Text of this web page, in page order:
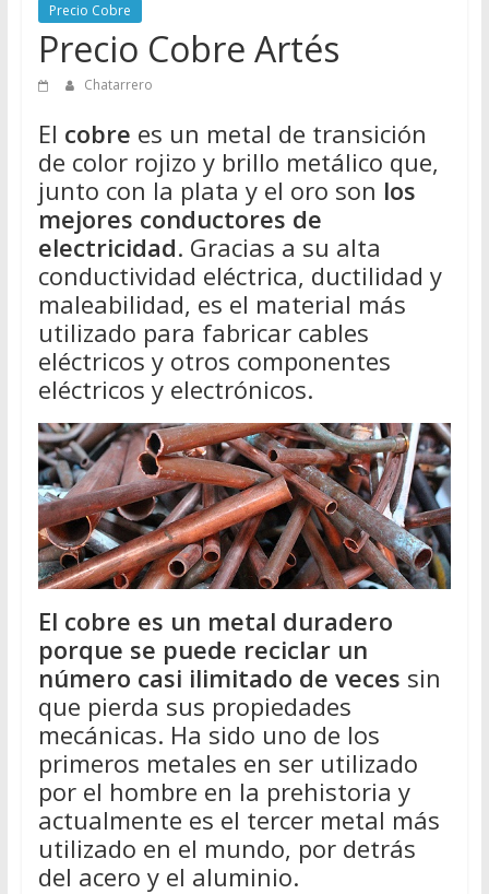
vender
Chatarra
Precio Cobre
Precio Cobre Artés
Chatarrero
El cobre es un metal de transición
de color rojizo y brillo metálico que,
junto con la plata y el oro son los
mejores conductores de
electricidad. Gracias a su alta
conductividad eléctrica, ductilidad y
maleabilidad, es el material más
utilizado para fabricar cables
eléctricos y otros componentes
eléctricos y electrónicos.
El cobre es un metal duradero
porque se puede reciclar un
número casi ilimitado de veces sin
que pierda sus propiedades
mecánicas. Ha sido uno de los
primeros metales en ser utilizado
por el hombre en la prehistoria y
actualmente es el tercer metal más
utilizado en el mundo, por detrás
del acero y el aluminio.